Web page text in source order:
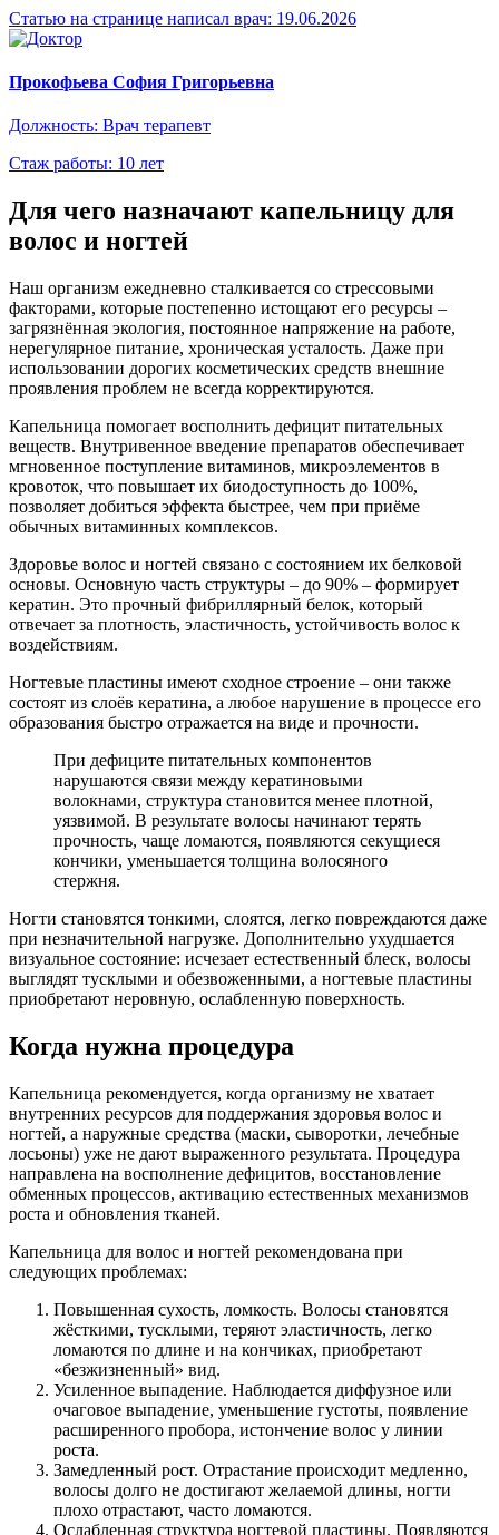
Статью на странице написал врач: 19.06.2026
Прокофьева София Григорьевна
Должность: Врач терапевт
Стаж работы: 10 лет
Для чего назначают капельницу для
волос и ногтей
Наш организм ежедневно сталкивается со стрессовыми
факторами, которые постепенно истощают его ресурсы –
загрязнённая экология, постоянное напряжение на работе,
нерегулярное питание, хроническая усталость. Даже при
использовании дорогих косметических средств внешние
проявления проблем не всегда корректируются.
Капельница помогает восполнить дефицит питательных
веществ. Внутривенное введение препаратов обеспечивает
мгновенное поступление витаминов, микроэлементов в
кровоток, что повышает их биодоступность до 100%,
позволяет добиться эффекта быстрее, чем при приёме
обычных витаминных комплексов.
Здоровье волос и ногтей связано с состоянием их белковой
основы. Основную часть структуры – до 90% – формирует
кератин. Это прочный фибриллярный белок, который
отвечает за плотность, эластичность, устойчивость волос к
воздействиям.
Ногтевые пластины имеют сходное строение – они также
состоят из слоёв кератина, а любое нарушение в процессе его
образования быстро отражается на виде и прочности.
При дефиците питательных компонентов
нарушаются связи между кератиновыми
волокнами, структура становится менее плотной,
уязвимой. В результате волосы начинают терять
прочность, чаще ломаются, появляются секущиеся
кончики, уменьшается толщина волосяного
стержня.
Ногти становятся тонкими, слоятся, легко повреждаются даже
при незначительной нагрузке. Дополнительно ухудшается
визуальное состояние: исчезает естественный блеск, волосы
выглядят тусклыми и обезвоженными, а ногтевые пластины
приобретают неровную, ослабленную поверхность.
Когда нужна процедура
Капельница рекомендуется, когда организму не хватает
внутренних ресурсов для поддержания здоровья волос и
ногтей, а наружные средства (маски, сыворотки, лечебные
лосьоны) уже не дают выраженного результата. Процедура
направлена на восполнение дефицитов, восстановление
обменных процессов, активацию естественных механизмов
роста и обновления тканей.
Капельница для волос и ногтей рекомендована при
следующих проблемах:
Повышенная сухость, ломкость. Волосы становятся
жёсткими, тусклыми, теряют эластичность, легко
ломаются по длине и на кончиках, приобретают
«безжизненный» вид.
Усиленное выпадение. Наблюдается диффузное или
очаговое выпадение, уменьшение густоты, появление
расширенного пробора, истончение волос у линии
роста.
Замедленный рост. Отрастание происходит медленно,
волосы долго не достигают желаемой длины, ногти
плохо отрастают, часто ломаются.
Ослабленная структура ногтевой пластины. Появляются